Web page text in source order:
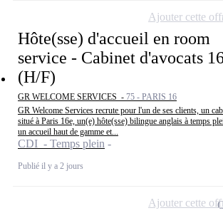
Hôte(sse) d'accueil en room
service - Cabinet d'avocats
(H/F)
GR WELCOME SERVICES - 75 - PARIS 16
GR Welcome Services recrute pour l'un de ses clients, un
situé à Paris 16e, un(e) hôte(sse) bilingue anglais à temps
un accueil haut de gamme et...
CDI - Temps plein
Publié il y a 2 jours
Ajouter cette
Ajouter cette